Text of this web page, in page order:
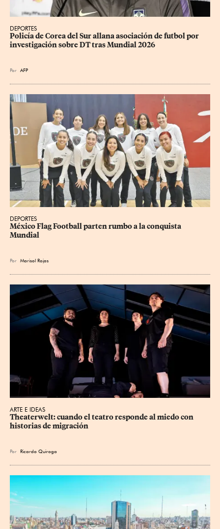
DEPORTES
Policía de Corea del Sur allana asociación de futbol por
investigación sobre DT tras Mundial 2026
Por AFP
DEPORTES
México Flag Football parten rumbo a la conquista
Mundial
Por Marisol Rojas
ARTE E IDEAS
Theaterwelt: cuando el teatro responde al miedo con
historias de migración
Por Ricardo Quiroga